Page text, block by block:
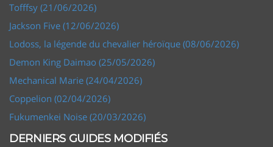
Tofffsy (21/06/2026)
Jackson Five (12/06/2026)
Lodoss, la légende du chevalier héroïque (08/06/2026)
Demon King Daimao (25/05/2026)
Mechanical Marie (24/04/2026)
Coppelion (02/04/2026)
Fukumenkei Noise (20/03/2026)
DERNIERS GUIDES MODIFIÉS